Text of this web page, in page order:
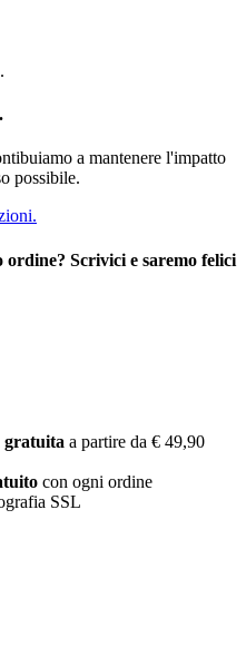
a mantenere l'impatto
possibile.
Scrivici e saremo felici
gratuita a partire da € 49,90
con ogni ordine
SSL